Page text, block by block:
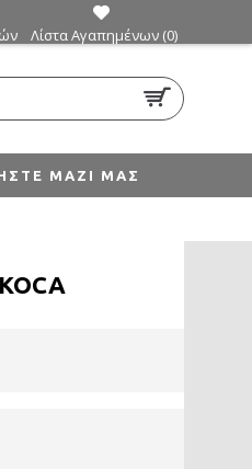
Λίστα Αγαπημένων (0)
ΜΑΖΊ ΜΑΣ